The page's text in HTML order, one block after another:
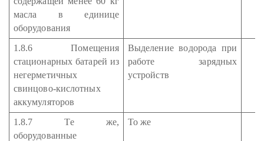
масла в единице
оборудования
1.8.6 Помещения
стационарных батарей из
негерметичных
свинцово-кислотных
аккумуляторов
Выделение водорода при
работе зарядных
устройств
1.8.7 Те же,
оборудованные
То же